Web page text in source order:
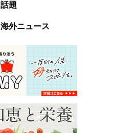
話題
海外ニュース